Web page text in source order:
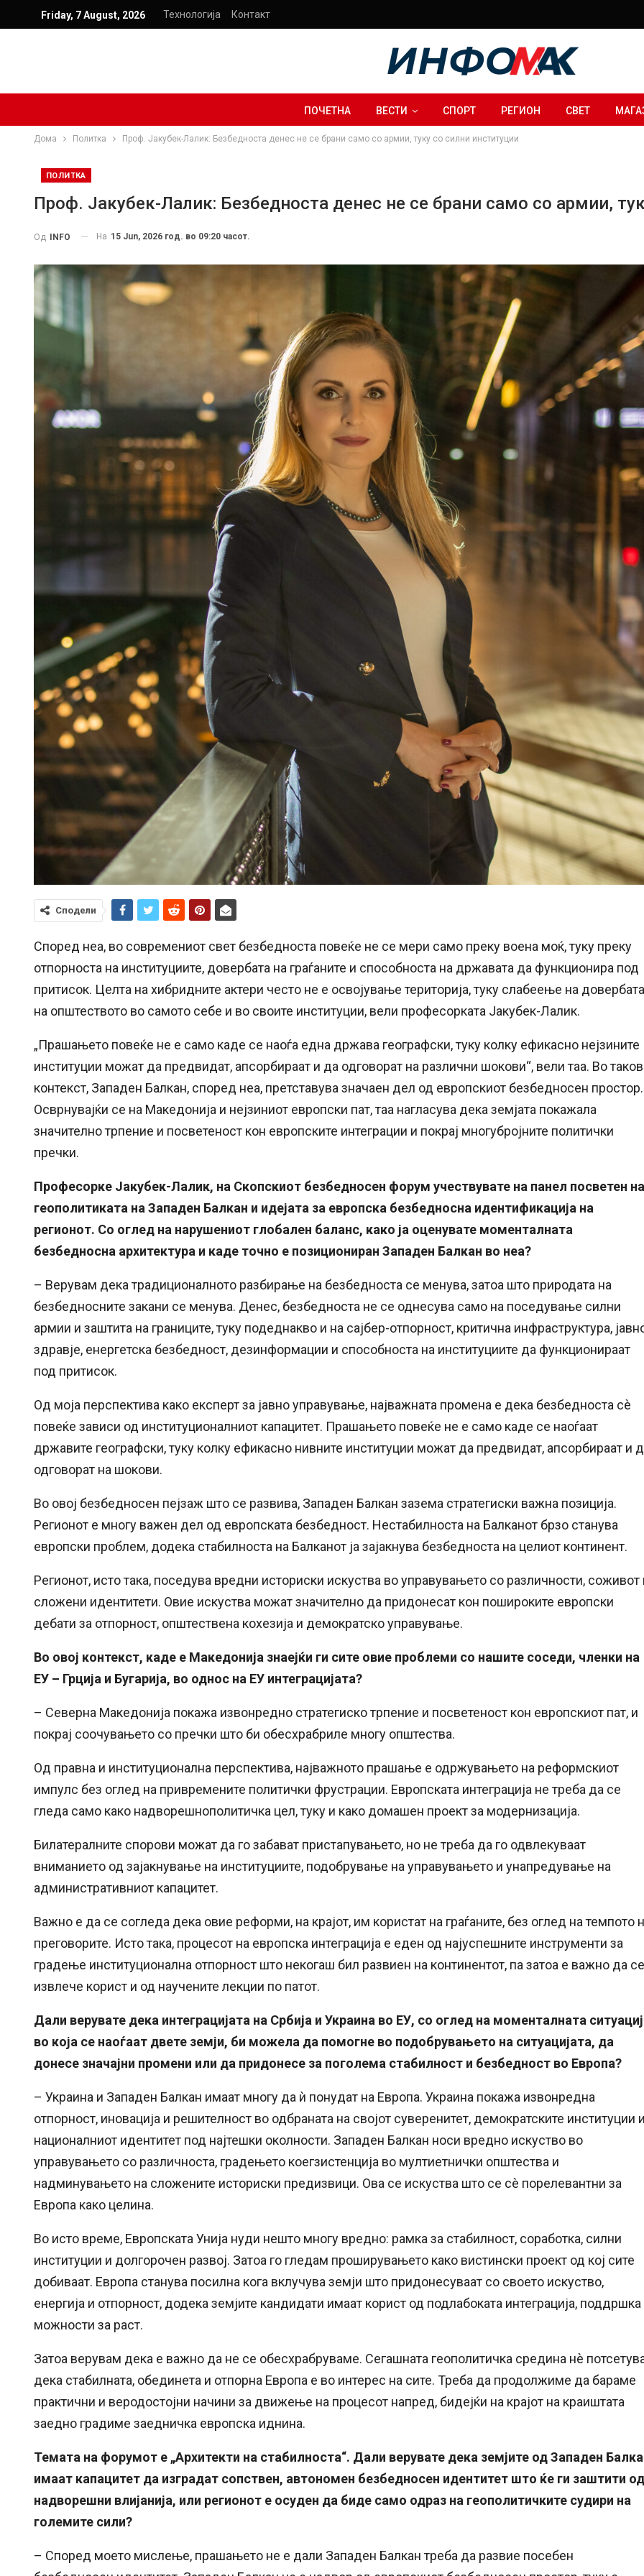
Friday, 7 August, 2026 Технологија Контакт
ПОЧЕТНА ВЕСТИ СПОРТ РЕГИОН СВЕТ
Дома Политка Проф. Јакубек-Лалик: Безбедноста денес не се брани само со армии, туку со силни институции
ПОЛИТКА
Проф. Јакубек-Лалик: Безбедноста денес не се брани само со армии,
Од INFO На 15 Jun, 2026 год. во 09:20 часот.
Сподели
Според неа, во современиот свет безбедноста повеќе не се мери само преку воена моќ, туку преку
отпорноста на институциите, довербата на граѓаните и способноста на државата да функционира под
притисок. Целта на хибридните актери често не е освојување територија, туку слабеење на довербата
на општеството во самото себе и во своите институции, вели професорката Јакубек-Лалик.
„Прашањето повеќе не е само каде се наоѓа една држава географски, туку колку ефикасно нејзините
институции можат да предвидат, апсорбираат и да одговорат на различни шокови“, вели таа. Во таков
контекст, Западен Балкан, според неа, претставува значаен дел од европскиот безбедносен простор.
Осврнувајќи се на Македонија и нејзиниот европски пат, таа нагласува дека земјата покажала
значително трпение и посветеност кон европските интеграции и покрај многубројните политички
пречки.
Професорке Јакубек-Лалик, на Скопскиот безбедносен форум учествувате на панел посветен на
геополитиката на Западен Балкан и идејата за европска безбедносна идентификација на
регионот. Со оглед на нарушениот глобален баланс, како ја оценувате моменталната
безбедносна архитектура и каде точно е позициониран Западен Балкан во неа?
– Верувам дека традиционалното разбирање на безбедноста се менува, затоа што природата на
безбедносните закани се менува. Денес, безбедноста не се однесува само на поседување силни
армии и заштита на границите, туку подеднакво и на сајбер-отпорност, критична инфраструктура,
здравје, енергетска безбедност, дезинформации и способноста на институциите да функционираат
под притисок.
Од моја перспектива како експерт за јавно управување, најважната промена е дека безбедноста сè
повеќе зависи од институционалниот капацитет. Прашањето повеќе не е само каде се наоѓаат
државите географски, туку колку ефикасно нивните институции можат да предвидат, апсорбираат и
одговорат на шокови.
Во овој безбедносен пејзаж што се развива, Западен Балкан зазема стратегиски важна позиција.
Регионот е многу важен дел од европската безбедност. Нестабилноста на Балканот брзо станува
европски проблем, додека стабилноста на Балканот ја зајакнува безбедноста на целиот континент.
Регионот, исто така, поседува вредни историски искуства во управувањето со различности, соживот
сложени идентитети. Овие искуства можат значително да придонесат кон пошироките европски
дебати за отпорност, општествена кохезија и демократско управување.
Во овој контекст, каде е Македонија знаејќи ги сите овие проблеми со нашите соседи, членки на
ЕУ – Грција и Бугарија, во однос на ЕУ интеграцијата?
– Северна Македонија покажа извонредно стратегиско трпение и посветеност кон европскиот пат, и
покрај соочувањето со пречки што би обесхрабриле многу општества.
Од правна и институционална перспектива, најважното прашање е одржувањето на реформскиот
импулс без оглед на привремените политички фрустрации. Европската интеграција не треба да се
гледа само како надворешнополитичка цел, туку и како домашен проект за модернизација.
Билатералните спорови можат да го забават пристапувањето, но не треба да го одвлекуваат
вниманието од зајакнување на институциите, подобрување на управувањето и унапредување на
административниот капацитет.
Важно е да се согледа дека овие реформи, на крајот, им користат на граѓаните, без оглед на темпото
преговорите. Исто така, процесот на европска интеграција е еден од најуспешните инструменти за
градење институционална отпорност што некогаш бил развиен на континентот, па затоа е важно да се
извлече корист и од научените лекции по патот.
Дали верувате дека интеграцијата на Србија и Украина во ЕУ, со оглед на моменталната
во која се наоѓаат двете земји, би можела да помогне во подобрувањето на ситуацијата, да
донесе значајни промени или да придонесе за поголема стабилност и безбедност во Европа?
– Украина и Западен Балкан имаат многу да ѝ понудат на Европа. Украина покажа извонредна
отпорност, иновација и решителност во одбраната на својот суверенитет, демократските институции
националниот идентитет под најтешки околности. Западен Балкан носи вредно искуство во
управувањето со различноста, градењето коегзистенција во мултиетнички општества и
надминувањето на сложените историски предизвици. Ова се искуства што се сè порелевантни за
Европа како целина.
Во исто време, Европската Унија нуди нешто многу вредно: рамка за стабилност, соработка, силни
институции и долгорочен развој. Затоа го гледам проширувањето како вистински проект од кој сите
добиваат. Европа станува посилна кога вклучува земји што придонесуваат со своето искуство,
енергија и отпорност, додека земјите кандидати имаат корист од подлабоката интеграција, поддршка
можности за раст.
Затоа верувам дека е важно да не се обесхрабруваме. Сегашната геополитичка средина нè
дека стабилната, обединета и отпорна Европа е во интерес на сите. Треба да продолжиме да бараме
практични и веродостојни начини за движење на процесот напред, бидејќи на крајот на краиштата
заедно градиме заедничка европска иднина.
Темата на форумот е „Архитекти на стабилноста“. Дали верувате дека земјите од Западен
имаат капацитет да изградат сопствен, автономен безбедносен идентитет што ќе ги заштити од
надворешни влијанија, или регионот е осуден да биде само одраз на геополитичките судири на
големите сили?
– Според моето мислење, прашањето не е дали Западен Балкан треба да развие посебен